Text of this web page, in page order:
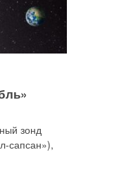
зонд
сапсан»),